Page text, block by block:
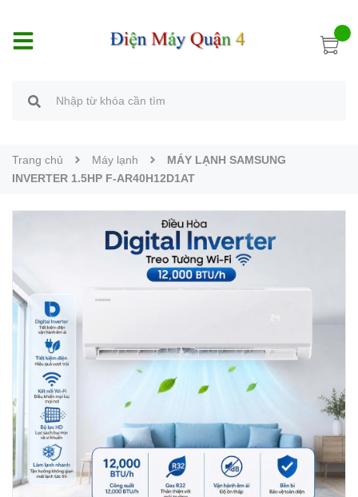
Trang chủ Máy lạnh
MÁY LẠNH SAMSUNG
INVERTER 1.5HP F-AR40H12D1AT